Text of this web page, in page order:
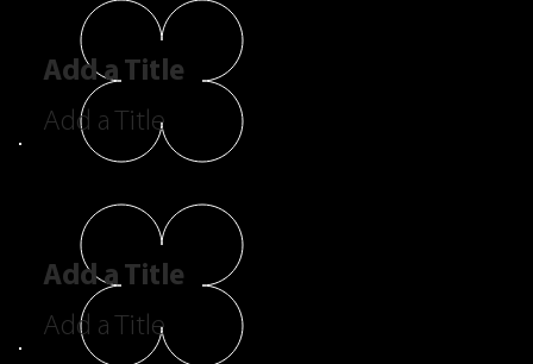
Add a Title
Add a Title
Add a Title
Add a Title